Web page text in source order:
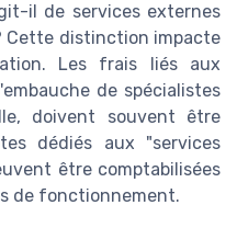
il de services externes
Cette distinction impacte
Les frais liés aux
de spécialistes
doivent souvent être
dédiés aux "services
être comptabilisées
de fonctionnement.